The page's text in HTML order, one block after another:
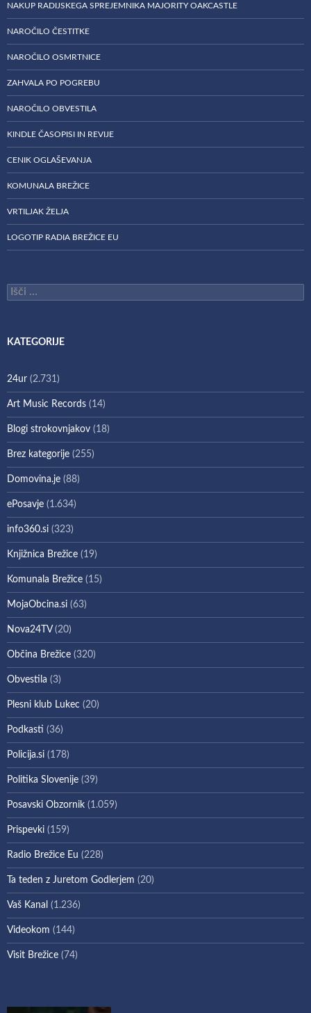
NAKUP RADIJSKEGA SPREJEMNIKA MAJORITY OAKCASTLE
NAROČILO ČESTITKE
NAROČILO OSMRTNICE
ZAHVALA PO POGREBU
NAROČILO OBVESTILA
KINDLE ČASOPISI IN REVIJE
CENIK OGLAŠEVANJA
KOMUNALA BREŽICE
VRTILJAK ŽELJA
LOGOTIP RADIA BREŽICE EU
Išči:
KATEGORIJE
24ur (2.731)
Art Music Records (14)
Blogi strokovnjakov (18)
Brez kategorije (255)
Domovina.je (88)
ePosavje (1.634)
info360.si (323)
Knjižnica Brežice (19)
Komunala Brežice (15)
MojaObcina.si (63)
Nova24TV(20)
Občina Brežice (320)
Obvestila (3)
Plesni klub Lukec (20)
Podkasti (36)
Policija.si (178)
Politika Slovenije (39)
Posavski Obzornik (1.059)
Prispevki (159)
Radio Brežice Eu (228)
Ta teden z Juretom Godlerjem (20)
Vaš Kanal (1.236)
Videokom (144)
Visit Brežice (74)